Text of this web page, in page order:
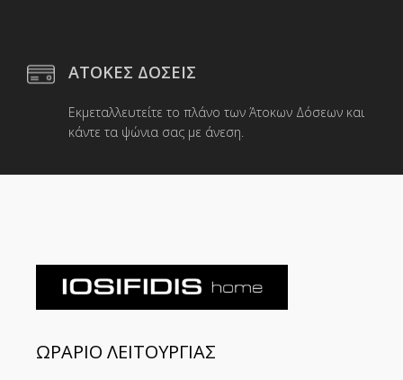
ΑΤΟΚΕΣ ΔΟΣΕΙΣ
Εκμεταλλευτείτε το πλάνο των Άτοκων Δόσεων και
κάντε τα ψώνια σας με άνεση.
ΩΡΑΡΙΟ ΛΕΙΤΟΥΡΓΙΑΣ